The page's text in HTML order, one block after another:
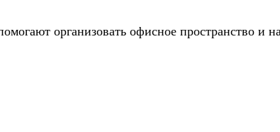
организовать офисное пространство и